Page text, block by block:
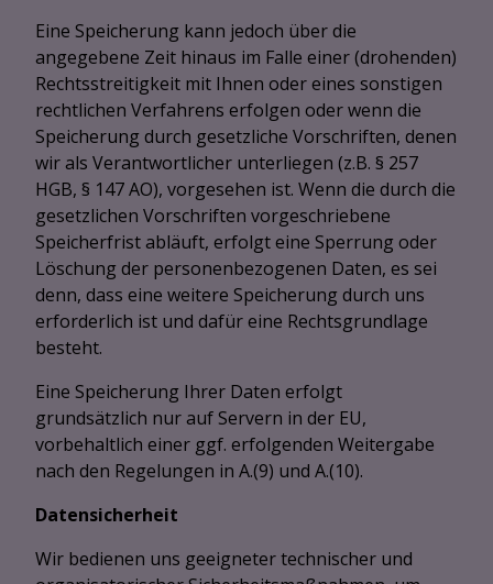
Eine Speicherung kann jedoch über die
angegebene Zeit hinaus im Falle einer (drohenden)
Rechtsstreitigkeit mit Ihnen oder eines sonstigen
rechtlichen Verfahrens erfolgen oder wenn die
Speicherung durch gesetzliche Vorschriften, denen
wir als Verantwortlicher unterliegen (z.B. § 257
HGB, § 147 AO), vorgesehen ist. Wenn die durch die
gesetzlichen Vorschriften vorgeschriebene
Speicherfrist abläuft, erfolgt eine Sperrung oder
Löschung der personenbezogenen Daten, es sei
denn, dass eine weitere Speicherung durch uns
erforderlich ist und dafür eine Rechtsgrundlage
besteht.
Eine Speicherung Ihrer Daten erfolgt
grundsätzlich nur auf Servern in der EU,
vorbehaltlich einer ggf. erfolgenden Weitergabe
nach den Regelungen in A.(9) und A.(10).
Datensicherheit
Wir bedienen uns geeigneter technischer und